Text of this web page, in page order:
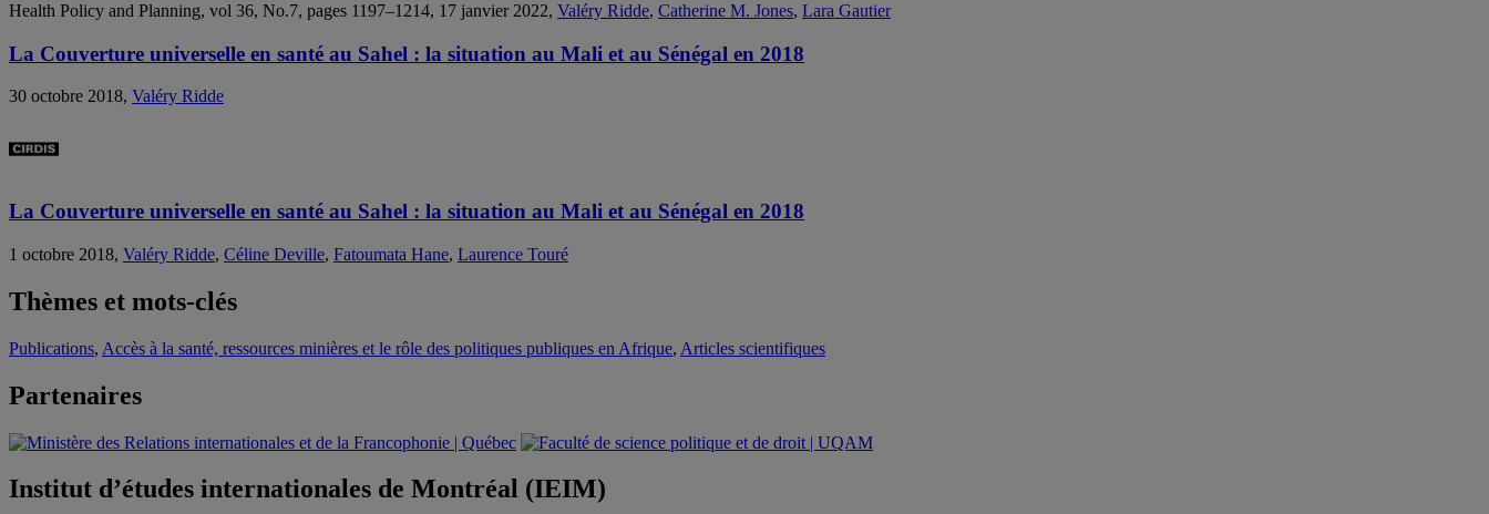
Health Policy and Planning, vol 36, No.7, pages 1197–1214, 17 janvier 2022, Valéry Ridde, Catherine M. Jones, Lara Gautier
La Couverture universelle en santé au Sahel : la situation au Mali et au Sénégal en 2018
30 octobre 2018, Valéry Ridde
La Couverture universelle en santé au Sahel : la situation au Mali et au Sénégal en 2018
1 octobre 2018, Valéry Ridde, Céline Deville, Fatoumata Hane, Laurence Touré
Thèmes et mots-clés
Publications, Accès à la santé, ressources minières et le rôle des politiques publiques en Afrique, Articles scientifiques
Partenaires
Institut d’études internationales de Montréal (IEIM)